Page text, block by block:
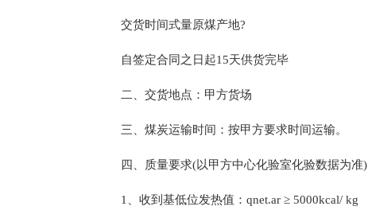
交货时间式量原煤产地?
自签定合同之日起15天供货完毕
二、交货地点：甲方货场
三、煤炭运输时间：按甲方要求时间运输。
四、质量要求(以甲方中心化验室化验数据为准)
1、收到基低位发热值：qnet.ar ≥ 5000kcal/ kg